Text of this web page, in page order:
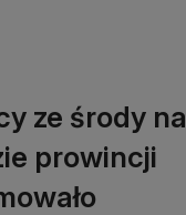
ze środy na
prowincji